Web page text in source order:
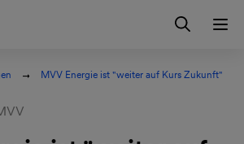
springen
springenspringen
Login
MVV Energie ist "weiter auf Kurs Zukunft"